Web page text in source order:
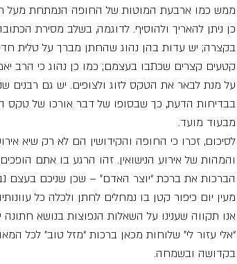
ממש כמו ארבעת המוטות של החופה הנמתחת מעל
כן ניתן להאריך ולהוסיף. לדוגמה, בשלב מסירת
בקצרה; יש עדות בהן נהוג שהחתן מברך על טלית
קטעים קצרים שכתבו בעצמם; כמו כן נהוג כי הרב
על מנת לבאר את הטקס לזוג ולצופים. יש גם רבנים
בבדיחות הדעת, כך שבסופו של דבר אורכו של טקס
מבעוד מועד.
לסיכום, זכרו כי החופה והקידושין הם לא רק שיא
והמהות של אירוע הנישואין. זהו הרגע בו אתם
הברכות את ברכת “יוצר האדם” – שכן שניכם
מעין יום כיפור קטן בו נמחלים לחתן ולכלה כל
אנו תקווה שענינו על השאלות הנפוצות בנושא חתונה
“אלי עזור לי” שלוחות מכאן ברכות “מזל טוב” לכל
בקדושה ובשמחה.